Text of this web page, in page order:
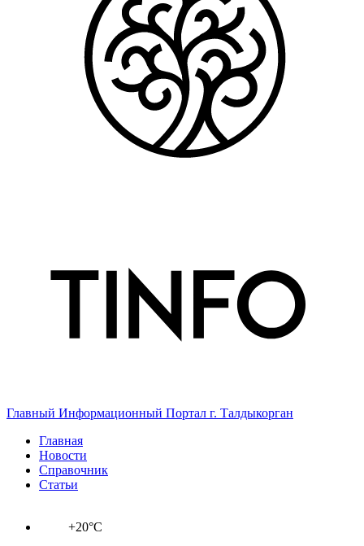
Главный Информационный Портал г. Талдыкорган
Главная
Новости
Справочник
Статьи
+20°C